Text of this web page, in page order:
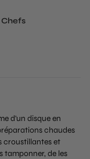
d'un disque en
chaudes
croustillantes et
tamponner, de les